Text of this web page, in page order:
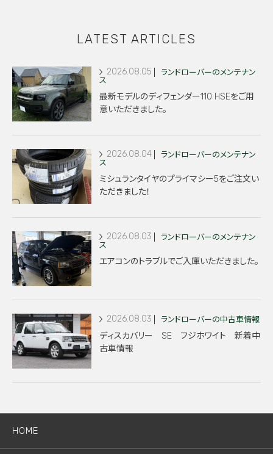
LATEST ARTICLES
2026.08.05
ランドローバーのメンテナン
ス
最新モデルのディフェンダー110 HSEをご用
意いただきました。
2026.08.04
ランドローバーのメンテナン
ス
ミシュランタイヤのプライマシー5をご注文い
ただきました！
2026.08.03
ランドローバーのメンテナン
ス
エアコンのトラブルでご入庫いただきました。
2026.08.03 ランドローバーの中古車情報
ディスカバリー SE フジホワイト 新着中
古車情報
HOME